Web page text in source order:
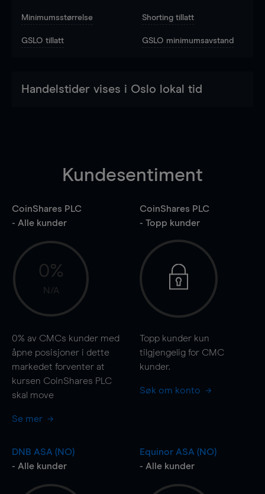
Minimumsstørrelse Shorting tillatt
GSLO tillatt GSLO minimumsavstand
Handelstider vises i Oslo lokal tid
Kundesentiment
CoinShares PLC
- Alle kunder
0%
N/A
0% av CMCs kunder med
åpne posisjoner i dette
markedet forventer at
kursen CoinShares PLC
skal move
Se mer
CoinShares PLC
- Topp kunder
Topp kunder kun
tilgjengelig for CMC
kunder.
Søk om konto
DNB ASA (NO)
- Alle kunder
Equinor ASA (NO)
- Alle kunder